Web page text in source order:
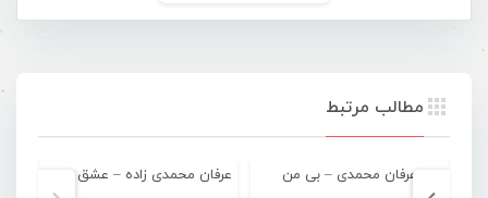
مطالب مرتبط
عرفان محمدی – بی من